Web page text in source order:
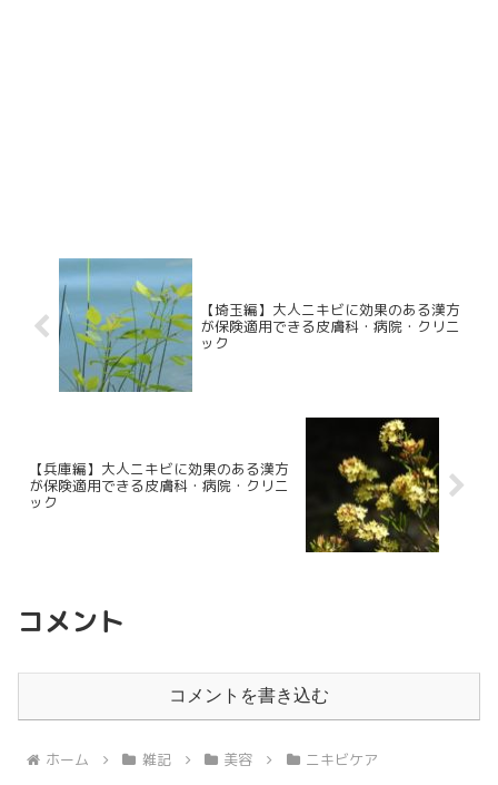
【埼玉編】大人ニキビに効果のある漢方
が保険適用できる皮膚科・病院・クリニ
ック
【兵庫編】大人ニキビに効果のある漢方
が保険適用できる皮膚科・病院・クリニ
ック
コメント
コメントを書き込む
ホーム 雑記 美容 ニキビケア